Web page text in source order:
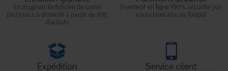
En magasin Technicien de santé
En France à domicile à partir de 99€
d'achats
Paiement en ligne 100% sécurisé par
carte bancaire ou Paypal
Expédition Service client